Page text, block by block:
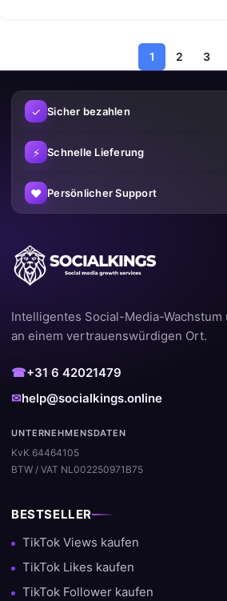
1 2 3
✓ Sicher bezahlen
⚡ Schnelle Lieferung
♥ Persönlicher Support
Intelligentes Social-Media-
an einem vertrauenswürdigen Ort.
☎+31 6 42021479
✉help@socialkings.online
UNTERNEHMENSDATEN
KvK 64464105
BTW / VAT NL002250971B75
BESTSELLER
TikTok Views kaufen
TikTok Likes kaufen
TikTok Follower kaufen